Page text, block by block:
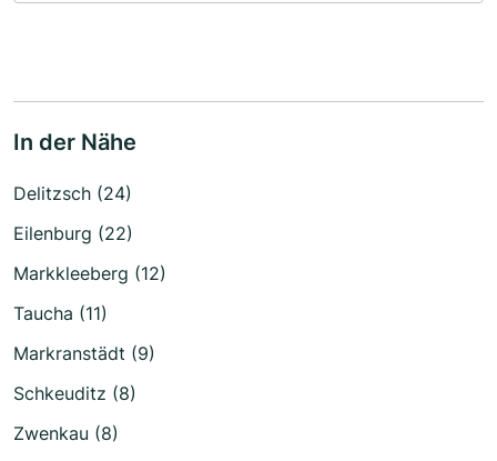
In der Nähe
Delitzsch (24)
Eilenburg (22)
Markkleeberg (12)
Taucha (11)
Markranstädt (9)
Schkeuditz (8)
Zwenkau (8)